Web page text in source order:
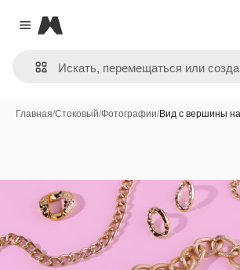
Close menu
Magnific
Главная/Стоковый/Фотографии/Вид с вершины